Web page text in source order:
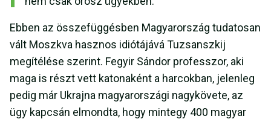
Ebben az összefüggésben Magyarország tudatosan
vált Moszkva hasznos idiótájává Tuzsanszkij
megítélése szerint. Fegyir Sándor professzor, aki
maga is részt vett katonaként a harcokban, jelenleg
pedig már Ukrajna magyarországi nagykövete, az
ügy kapcsán elmondta, hogy mintegy 400 magyar